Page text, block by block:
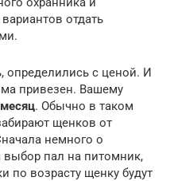
отдать
определились с ценой. И
привезен. Вашему
. Обычно в таком
щенков от
немного о
пал на питомник,
по возрасту щенку будут